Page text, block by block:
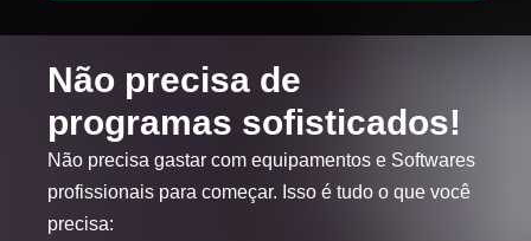
Não precisa de
programas sofisticados!
Não precisa gastar com equipamentos e Softwares
profissionais para começar. Isso é tudo o que você
precisa: